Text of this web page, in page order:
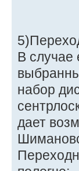
В случае
набор
дает